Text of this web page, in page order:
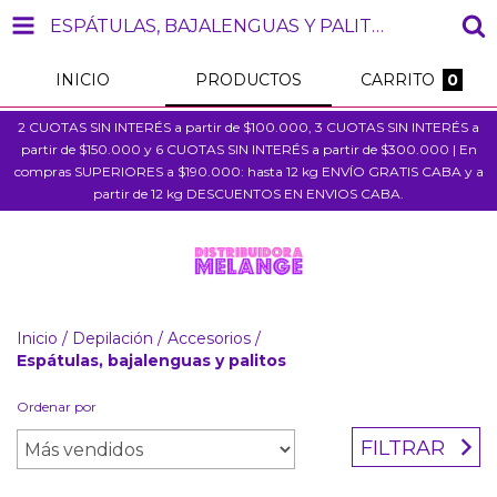
ESPÁTULAS, BAJALENGUAS Y PALITOS
INICIO PRODUCTOS CARRITO 0
2 CUOTAS SIN INTERÉS a partir de $100.000, 3 CUOTAS SIN INTERÉS a
partir de $150.000 y 6 CUOTAS SIN INTERÉS a partir de $300.000 | En
compras SUPERIORES a $190.000: hasta 12 kg ENVÍO GRATIS CABA y a
partir de 12 kg DESCUENTOS EN ENVIOS CABA.
Inicio / Depilación / Accesorios /
Espátulas, bajalenguas y palitos
Ordenar por
FILTRAR